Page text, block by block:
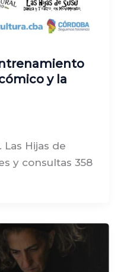
y la
Hijas de
y consultas 358